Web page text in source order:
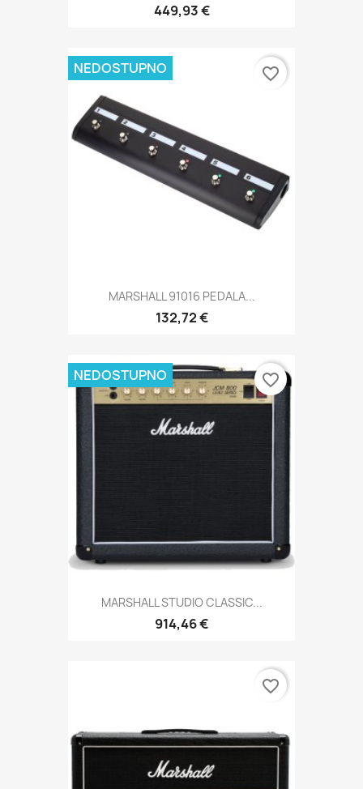
449,93 €
MARSHALL 91016 PEDALA...
132,72 €
NEDOSTUPNO favorite_border
MARSHALL STUDIO CLASSIC...
914,46 €
NEDOSTUPNO favorite_border
favorite_border